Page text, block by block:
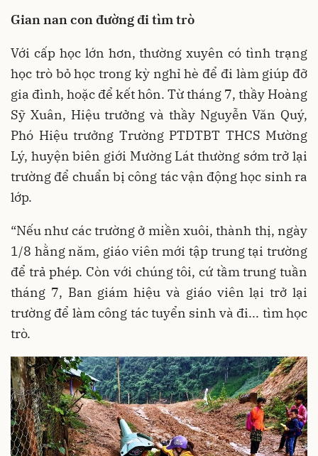
Gian nan con đường đi tìm trò
Với cấp học lớn hơn, thường xuyên có tình trạng
học trò bỏ học trong kỳ nghỉ hè để đi làm giúp đỡ
gia đình, hoặc để kết hôn. Từ tháng 7, thầy Hoàng
Sỹ Xuân, Hiệu trưởng và thầy Nguyễn Văn Quý,
Phó Hiệu trưởng Trường PTDTBT THCS Mường
Lý, huyện biên giới Mường Lát thường sớm trở lại
trường để chuẩn bị công tác vận động học sinh ra
lớp.
“Nếu như các trường ở miền xuôi, thành thị, ngày
1/8 hằng năm, giáo viên mới tập trung tại trường
để trả phép. Còn với chúng tôi, cứ tầm trung tuần
tháng 7, Ban giám hiệu và giáo viên lại trở lại
trường để làm công tác tuyển sinh và đi... tìm học
trò.